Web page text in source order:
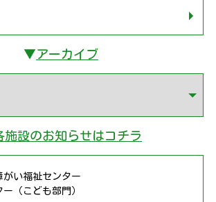
▼アーカイブ
施設のお知らせはコチラ
がい福祉センター
（こども部門）